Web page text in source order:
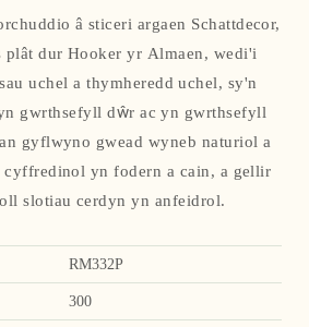
â sticeri argaen Schattdecor,
plât dur Hooker yr Almaen, wedi'i
uchel a thymheredd uchel, sy'n
gwrthsefyll dŵr ac yn gwrthsefyll
gyflwyno gwead wyneb naturiol a
cyffredinol yn fodern a cain, a gellir
slotiau cerdyn yn anfeidrol.
RM332P
300